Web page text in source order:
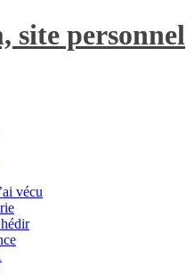
site personnel
vécu